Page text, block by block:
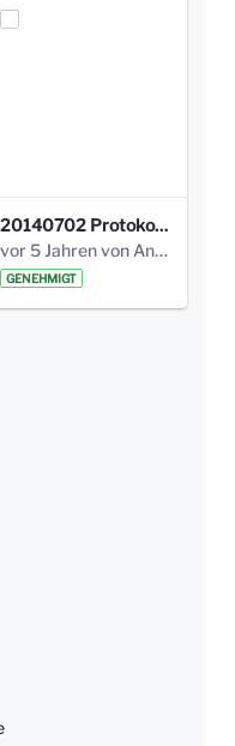
20140702 Protokoll Park am Gesundheitsam 01.pdf
vor 5 Jahren von Anni Schlumberger
GENEHMIGT